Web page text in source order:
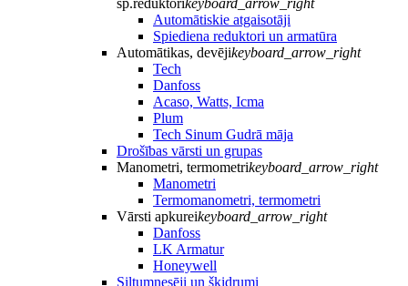
sp.reduktorikeyboard_arrow_right
Automātiskie atgaisotāji
Spiediena reduktori un armatūra
Automātikas, devējikeyboard_arrow_right
Tech
Danfoss
Acaso, Watts, Icma
Plum
Tech Sinum Gudrā māja
Drošības vārsti un grupas
Manometri, termometrikeyboard_arrow_right
Manometri
Termomanometri, termometri
Vārsti apkureikeyboard_arrow_right
Danfoss
LK Armatur
Honeywell
Siltumnesēji un šķidrumi